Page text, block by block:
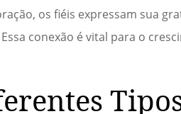
os fiéis expressam sua
Essa conexão é vital para o